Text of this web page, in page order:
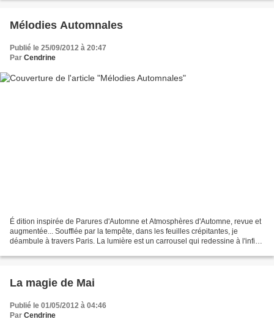
Mélodies Automnales
Publié le 25/09/2012 à 20:47
Par Cendrine
É dition inspirée de Parures d'Automne et Atmosphères d'Automne, revue et
augmentée... Soufflée par la tempête, dans les feuilles crépitantes, je
déambule à travers Paris. La lumière est un carrousel qui redessine à l'infini
La magie de Mai
Publié le 01/05/2012 à 04:46
Par Cendrine